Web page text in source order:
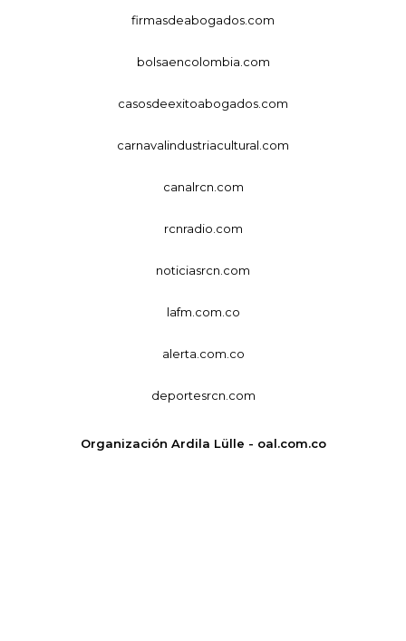
firmasdeabogados.com
bolsaencolombia.com
casosdeexitoabogados.com
carnavalindustriacultural.com
canalrcn.com
rcnradio.com
noticiasrcn.com
lafm.com.co
alerta.com.co
deportesrcn.com
Organización Ardila Lülle - oal.com.co